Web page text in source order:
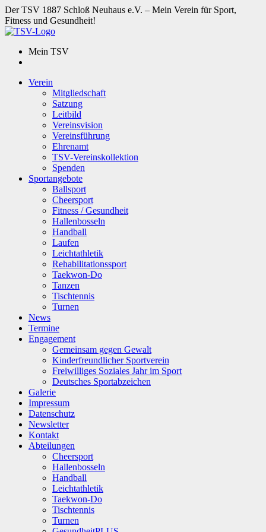
Der TSV 1887 Schloß Neuhaus e.V. – Mein Verein für Sport,
Fitness und Gesundheit!
Mein TSV
Verein
Mitgliedschaft
Satzung
Leitbild
Vereinsvision
Vereinsführung
Ehrenamt
TSV-Vereinskollektion
Spenden
Sportangebote
Ballsport
Cheersport
Fitness / Gesundheit
Hallenbosseln
Handball
Laufen
Leichtathletik
Rehabilitationssport
Taekwon-Do
Tanzen
Tischtennis
Turnen
News
Termine
Engagement
Gemeinsam gegen Gewalt
Kinderfreundlicher Sportverein
Freiwilliges Soziales Jahr im Sport
Deutsches Sportabzeichen
Galerie
Impressum
Datenschutz
Newsletter
Kontakt
Abteilungen
Cheersport
Hallenbosseln
Handball
Leichtathletik
Taekwon-Do
Tischtennis
Turnen